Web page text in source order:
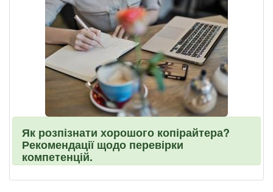
Як розпізнати хорошого копірайтера?
Рекомендації щодо перевірки
компетенцій.